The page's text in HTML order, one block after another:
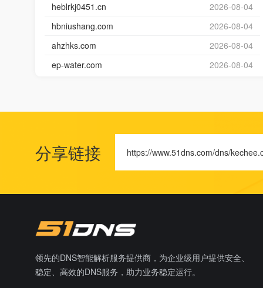
heblrkj0451.cn
2026-08-04
hbniushang.com
2026-08-04
ahzhks.com
2026-08-04
ep-water.com
2026-08-04
分享链接 https://www.51dns.com/dns/
领先的DNS智能解析服务提供商，为企业级用户提供安全、
稳定、高效的DNS服务，助力业务稳定运行。